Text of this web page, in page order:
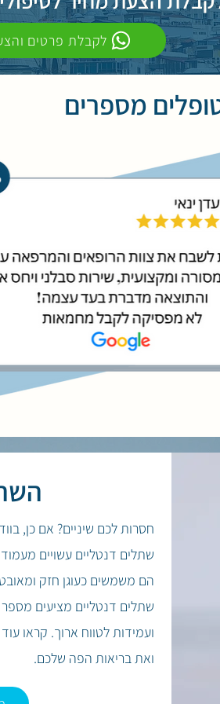
לקבלת פרטים
מספרים
חסרות לכם שיניים? אם כן,
שתלים דנטליים עשויים
הם משמשים כעוגן חזק
שתלים דנטליים מציעים מספר
ועמידות לטווח ארוך. קראו
ואת בריאות הפה שלכם.